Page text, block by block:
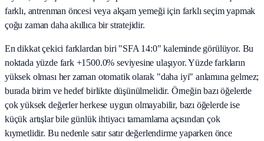
farklı, antrenman öncesi veya akşam yemeği için farklı seçim yapmak
çoğu zaman daha akıllıca bir stratejidir.
En dikkat çekici farklardan biri "SFA 14:0" kaleminde görülüyor. Bu
noktada yüzde fark +1500.0% seviyesine ulaşıyor. Yüzde farkların
yüksek olması her zaman otomatik olarak "daha iyi" anlamına gelmez;
burada birim ve hedef birlikte düşünülmelidir. Örneğin bazı öğelerde
çok yüksek değerler herkese uygun olmayabilir, bazı öğelerde ise
küçük artışlar bile günlük ihtiyacı tamamlama açısından çok
kıymetlidir. Bu nedenle satır satır değerlendirme yaparken önce